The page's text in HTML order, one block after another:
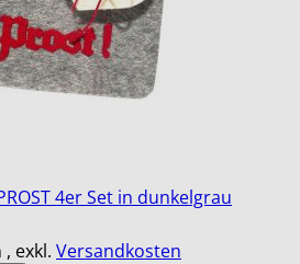
4er Set in dunkelgrau
, exkl. Versandkosten